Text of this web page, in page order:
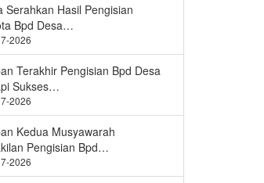
Serahkan Hasil Pengisian
Bpd Desa…
2026
Terakhir Pengisian Bpd Desa
Sukses…
2026
Kedua Musyawarah
Pengisian Bpd…
2026